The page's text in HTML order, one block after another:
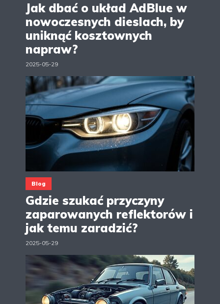
Jak dbać o układ AdBlue w
nowoczesnych dieslach, by
uniknąć kosztownych
napraw?
2025-05-29
Blog
Gdzie szukać przyczyny
zaparowanych reflektorów i
jak temu zaradzić?
2025-05-29